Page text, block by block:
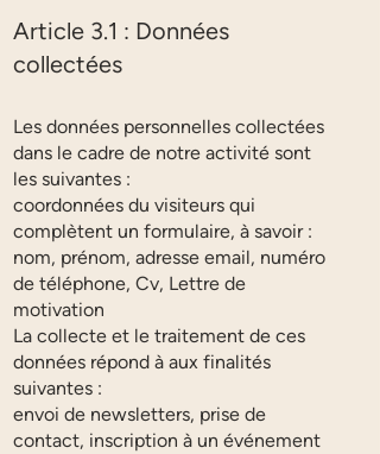
Article 3.1 : Données
collectées
Les données personnelles collectées
dans le cadre de notre activité sont
les suivantes :
coordonnées du visiteurs qui
complètent un formulaire, à savoir :
nom, prénom, adresse email, numéro
de téléphone, Cv, Lettre de
motivation
La collecte et le traitement de ces
données répond à aux finalités
suivantes :
envoi de newsletters, prise de
contact, inscription à un événement